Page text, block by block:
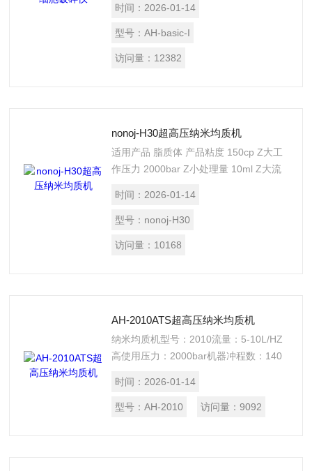
微米 产量：10升/小时 Z大工作压力 ：
1500bar Z小处理量：30ml 马达功率：
时间： 2026-01-14
型号： AH-basic-I
访问量： 12382
nonoj-H30超高压纳米均质机
适用产品 脂质体 产品粘度 150cp Z大工
作压力 2000bar Z小处理量 10ml Z大流
R.H.40% 体积：23mm*42mm*40mm 超
高压均质机应用在生物科技，制药，化妆
破碎和制备超细粒度乳化液，脂质体及纳
时间： 2026-01-14
型号： nonoj-H30
访问量： 10168
AH-2010ATS超高压纳米均质机
纳米均质机型号：2010流量：5-10L/HZ
高使用压力：2000bar机器冲程数：140
度：90 ℃Z高蒸汽温度：121 ℃柱塞直
径：5mm可配置在线质体基础剂，热交
时间： 2026-01-14
型号： AH-2010 访问量： 9092